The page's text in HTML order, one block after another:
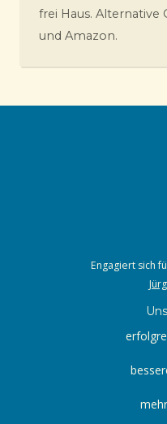
frei Haus. Alternative
und Amazon.
Engagiert sich